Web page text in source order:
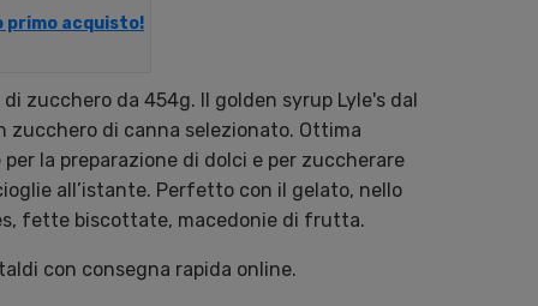
primo acquisto!
zucchero da 454g. Il golden syrup Lyle's dal
zucchero di canna selezionato. Ottima
la preparazione di dolci e per zuccherare
all’istante. Perfetto con il gelato, nello
fette biscottate, macedonie di frutta.
con consegna rapida online.